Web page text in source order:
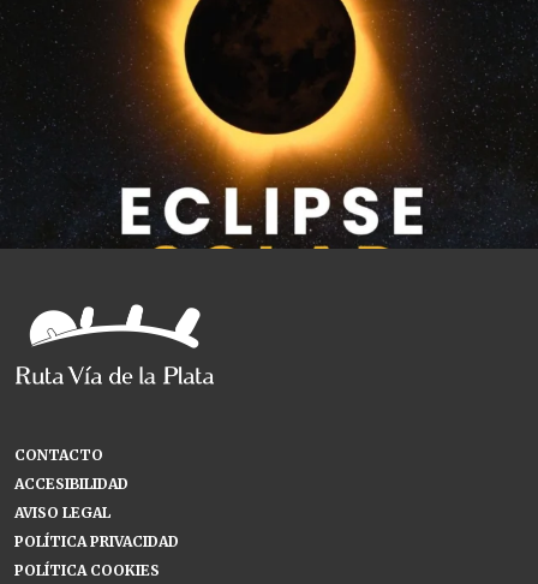
CONTACTO
ACCESIBILIDAD
AVISO LEGAL
POLÍTICA PRIVACIDAD
POLÍTICA COOKIES